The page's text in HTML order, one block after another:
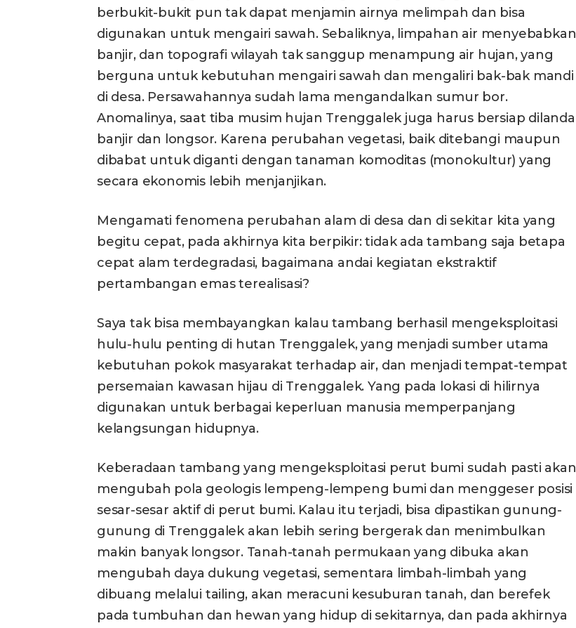
berbukit-bukit pun tak dapat menjamin airnya melimpah dan bisa
digunakan untuk mengairi sawah. Sebaliknya, limpahan air menyebabkan
banjir, dan topografi wilayah tak sanggup menampung air hujan, yang
berguna untuk kebutuhan mengairi sawah dan mengaliri bak-bak mandi
di desa. Persawahannya sudah lama mengandalkan sumur bor.
Anomalinya, saat tiba musim hujan Trenggalek juga harus bersiap dilanda
banjir dan longsor. Karena perubahan vegetasi, baik ditebangi maupun
dibabat untuk diganti dengan tanaman komoditas (monokultur) yang
secara ekonomis lebih menjanjikan.
Mengamati fenomena perubahan alam di desa dan di sekitar kita yang
begitu cepat, pada akhirnya kita berpikir: tidak ada tambang saja betapa
cepat alam terdegradasi, bagaimana andai kegiatan ekstraktif
pertambangan emas terealisasi?
Saya tak bisa membayangkan kalau tambang berhasil mengeksploitasi
hulu-hulu penting di hutan Trenggalek, yang menjadi sumber utama
kebutuhan pokok masyarakat terhadap air, dan menjadi tempat-tempat
persemaian kawasan hijau di Trenggalek. Yang pada lokasi di hilirnya
digunakan untuk berbagai keperluan manusia memperpanjang
kelangsungan hidupnya.
Keberadaan tambang yang mengeksploitasi perut bumi sudah pasti akan
mengubah pola geologis lempeng-lempeng bumi dan menggeser posisi
sesar-sesar aktif di perut bumi. Kalau itu terjadi, bisa dipastikan gunung-
gunung di Trenggalek akan lebih sering bergerak dan menimbulkan
makin banyak longsor. Tanah-tanah permukaan yang dibuka akan
mengubah daya dukung vegetasi, sementara limbah-limbah yang
dibuang melalui tailing, akan meracuni kesuburan tanah, dan berefek
pada tumbuhan dan hewan yang hidup di sekitarnya, dan pada akhirnya